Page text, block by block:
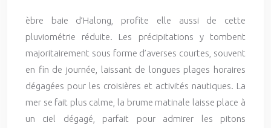
èbre baie d’Halong, profite elle aussi de cette
pluviométrie réduite. Les précipitations y tombent
majoritairement sous forme d’averses courtes, souvent
en fin de journée, laissant de longues plages horaires
dégagées pour les croisières et activités nautiques. La
mer se fait plus calme, la brume matinale laisse place à
un ciel dégagé, parfait pour admirer les pitons